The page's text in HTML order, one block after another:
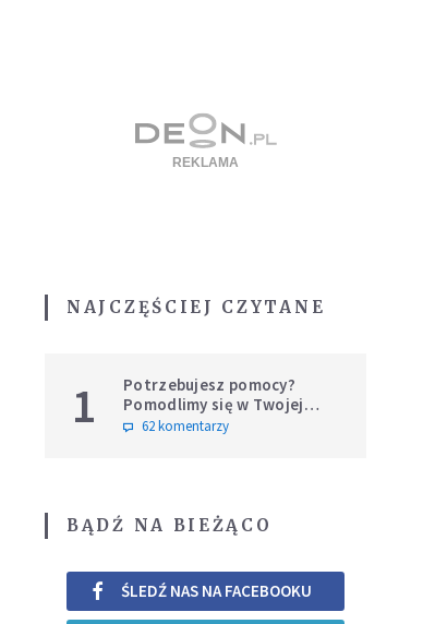
NAJCZĘŚCIEJ CZYTANE
1
Potrzebujesz pomocy?
Pomodlimy się w Twojej
intencji
62 komentarzy
BĄDŹ NA BIEŻĄCO
ŚLEDŹ NAS NA FACEBOOKU